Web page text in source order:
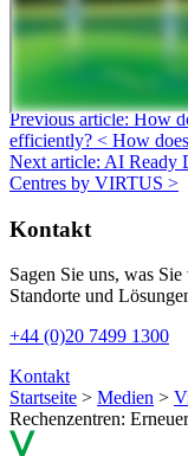
Previous article: How
efficiently? < How
Next article: AI Ready
Centres by VIRTUS >
Kontakt
Sagen Sie uns, was
Standorte und
+44 (0)20 7499 1300
Kontakt
Startseite > Medien >
Rechenzentren: